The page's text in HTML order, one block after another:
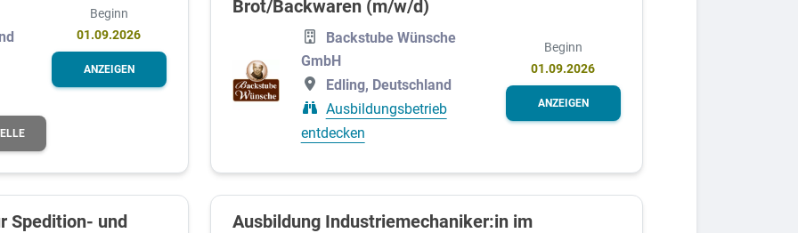
Beginn
01.09.2026
ANZEIGEN
Brot/Backwaren (m/w/d)
Backstube Wünsche
GmbH
Edling, Deutschland
Ausbildungsbetrieb
entdecken
Beginn
01.09.2026
ANZEIGEN
Spedition- und
Ausbildung Industriemechaniker:in im